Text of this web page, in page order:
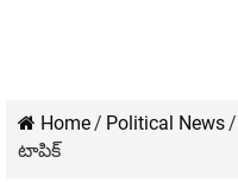
Home/ Political News/
టాపిక్